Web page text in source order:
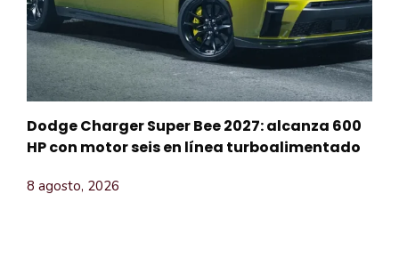
Dodge Charger Super Bee 2027: alcanza 600
HP con motor seis en línea turboalimentado
8 agosto, 2026